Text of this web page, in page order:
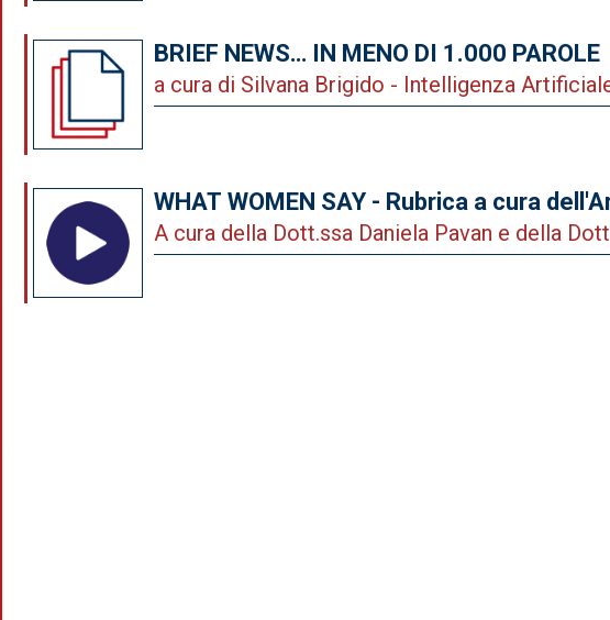
BRIEF NEWS… IN MENO DI 1.000 PAROLE
a cura di Silvana Brigido - Intelligenza
WHAT WOMEN SAY - Rubrica a cura
Cardiologia di Genere
A cura della Dott.ssa Daniela Pavan e della
Teresa Manes